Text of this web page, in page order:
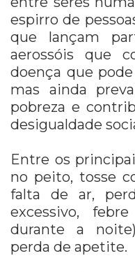
espirro de
que lançam
aerossóis que
doença que
mas ainda
pobreza e
desigualdade
Entre os
no peito, tosse
falta de ar,
excessivo,
durante a
perda de apetite.